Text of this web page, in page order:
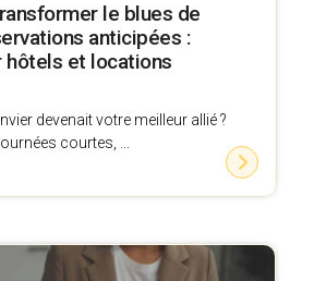
le blues de
anticipées :
hôtels et locations
devenait votre meilleur allié ?
courtes, ...